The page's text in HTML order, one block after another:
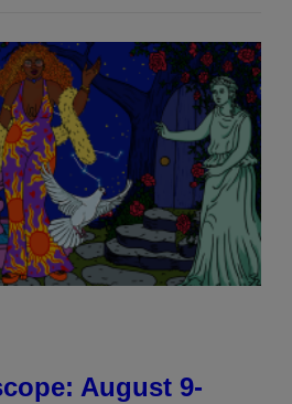
August 9-